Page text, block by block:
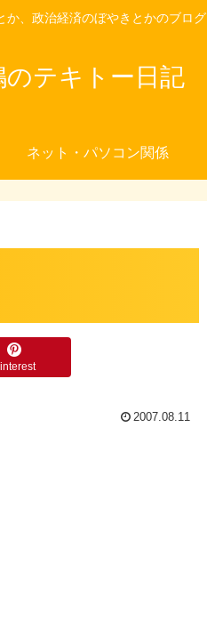
か、政治経済のぼやきとかのブログ
のテキトー日記
ネット・パソコン関係
2007.08.11